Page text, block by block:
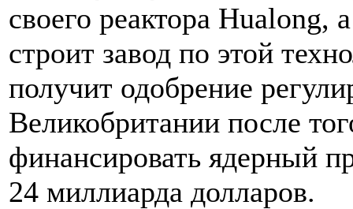
своего реактора Hualong,
строит завод по этой
получит одобрение
Великобритании после
финансировать ядерный
24 миллиарда долларов.